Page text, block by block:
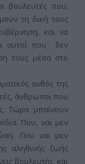
βουλευτές που,
τη δική τους
και να
αυτοί που δεν
τους μέσα στο
ανθός της
άνθρωποι που
Τώρα μπαίνουν
Που, ναι μεν
Που ναι μεν
αληθινής ζωής
βουλευτής, και